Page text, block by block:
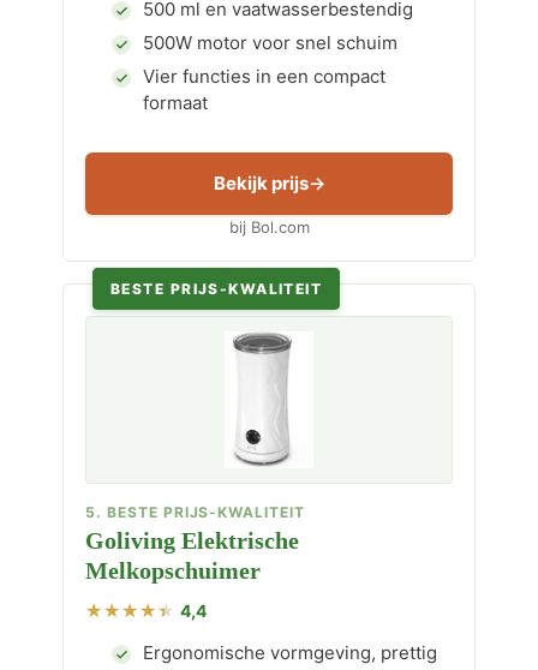
500 ml en vaatwasserbestendig
500W motor voor snel schuim
Vier functies in een compact
formaat
Bekijk prijs
bij Bol.com
BESTE PRIJS-KWALITEIT
5. BESTE PRIJS-KWALITEIT
Goliving Elektrische
Melkopschuimer
4,4
Ergonomische vormgeving, prettig